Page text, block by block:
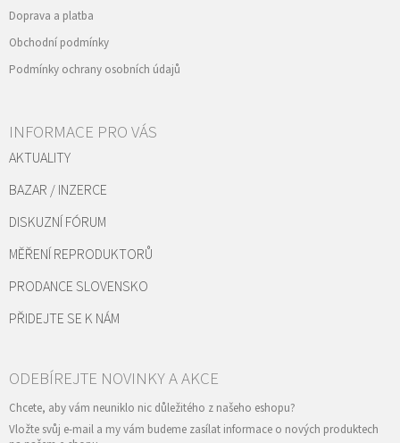
Doprava a platba
Obchodní podmínky
Podmínky ochrany osobních údajů
INFORMACE PRO VÁS
AKTUALITY
BAZAR / INZERCE
DISKUZNÍ FÓRUM
MĚŘENÍ REPRODUKTORŮ
PRODANCE SLOVENSKO
PŘIDEJTE SE K NÁM
Vložte svůj e-mail a my vám budeme zasílat informace o nových produktech